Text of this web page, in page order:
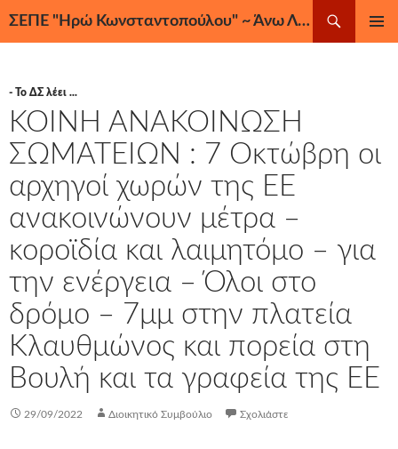
ΣΕΠΕ "Ηρώ Κωνσταντοπούλου" ~ Άνω Λιόσια, Ζεφύρι, Φυλή
- Το ΔΣ λέει ...
ΚΟΙΝΗ ΑΝΑΚΟΙΝΩΣΗ
ΣΩΜΑΤΕΙΩΝ : 7 Οκτώβρη οι
αρχηγοί χωρών της ΕΕ
ανακοινώνουν μέτρα –
κοροϊδία και λαιμητόμο – για
την ενέργεια – Όλοι στο
δρόμο – 7μμ στην πλατεία
Κλαυθμώνος και πορεία στη
Βουλή και τα γραφεία της ΕΕ
29/09/2022 Διοικητικό Συμβούλιο Σχολιάστε